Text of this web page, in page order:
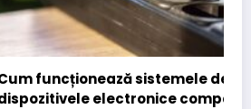
sistemele de încălzire din
compacte